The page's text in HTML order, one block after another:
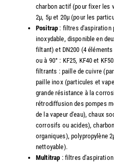
charbon actif (pour fixer les
2µ, 5µ et 20µ (pour les
Positrap : filtres d'aspiration
inoxydable, disponible en
filtant) et DN200 (4
ou à 90° : KF25, KF40 et
filtrants : paille de cuivre
paille inox (particules et
grande résistance à la
rétrodiffusion des pompes
de la vapeur d'eau), chaux
corrosifs ou acides),
organiques), polypropylène
nettoyable).
Multitrap : filtres